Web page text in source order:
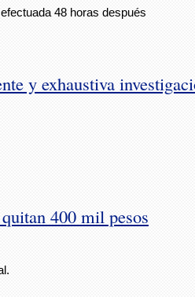
48 horas después
y exhaustiva
400 mil pesos